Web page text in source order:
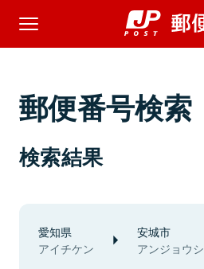
郵便番号検索
検索結果
愛知県
アイチケン
安城市
アンジョウシ